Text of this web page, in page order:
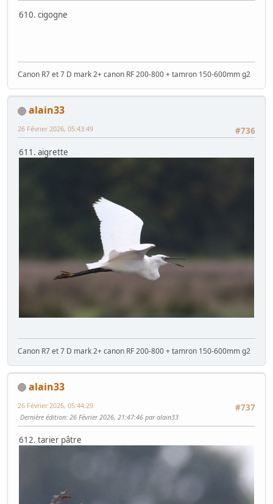
610. cigogne
Canon R7 et 7 D mark 2+ canon RF 200-800 + tamron 150-600mm g2
alain33
#736
26 Février 2026, 05:43:49
611. aigrette
Canon R7 et 7 D mark 2+ canon RF 200-800 + tamron 150-600mm g2
alain33
#737
26 Février 2026, 05:44:29
Dernière édition: 26 Février 2026, 21:47:46 par alain33
612. tarier pâtre